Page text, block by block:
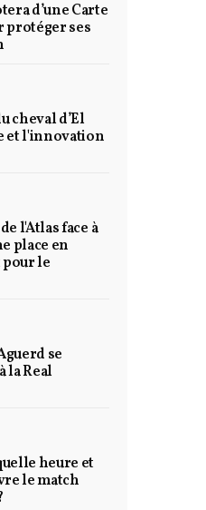
d’une Carte
protéger ses
cheval d’El
et l'innovation
l'Atlas face à
place en
le
se
la Real
heure et
le match